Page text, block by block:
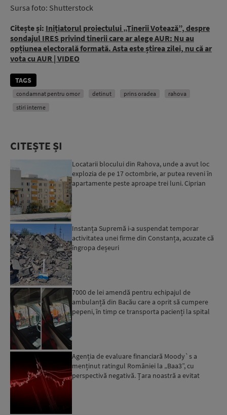
Sursa foto: Shutterstock
Citește și: Inițiatorul proiectului „Tinerii Votează”, despre
sondajul IRES privind tinerii care ar alege AUR: Nu au
opțiunea electorală formată. Asta este știrea zilei, nu că ar
vota cu AUR | VIDEO
TAGS
condamnat pentru omor detinut prins oradea
rahova
stiri interne
CITEȘTE ȘI
Locatarii blocului din Rahova, unde a avut loc
explozia de pe 17 octombrie, ar putea reveni în
apartamente peste aproape trei luni. Ciprian
Instanța Supremă i-a suspendat temporar
activitatea unei firme din Constanța, acuzate că
îngropa deșeuri
7000 de lei amendă pentru echipajul de
ambulanță din Bacău care a oprit să cumpere
pepeni, în timp ce transporta pacienți la spital
Agenția de evaluare financiară Moody`s a
menținut ratingul României la „Baa3”, cu
perspectivă negativă. Țara noastră a evitat